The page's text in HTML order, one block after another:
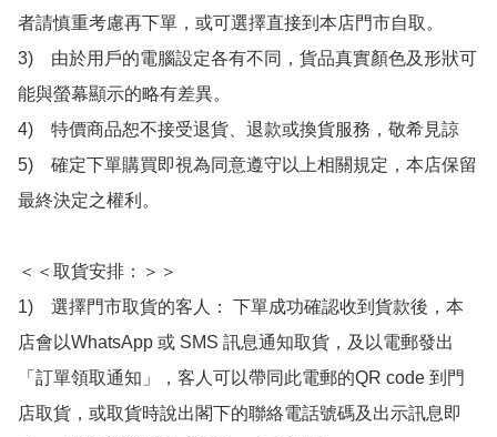
者請慎重考慮再下單，或可選擇直接到本店門市自取。
3)　由於用戶的電腦設定各有不同，貨品真實顏色及形狀可
能與螢幕顯示的略有差異。
4)　特價商品恕不接受退貨、退款或換貨服務，敬希見諒
5)　確定下單購買即視為同意遵守以上相關規定，本店保留
最終決定之權利。
＜＜取貨安排：＞＞
1)　選擇門市取貨的客人： 下單成功確認收到貨款後，本
店會以WhatsApp 或 SMS 訊息通知取貨，及以電郵發出
「訂單領取通知」，客人可以帶同此電郵的QR code 到門
店取貨，或取貨時說出閣下的聯絡電話號碼及出示訊息即